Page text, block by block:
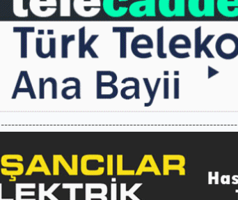
--------------------------------------------------------------------